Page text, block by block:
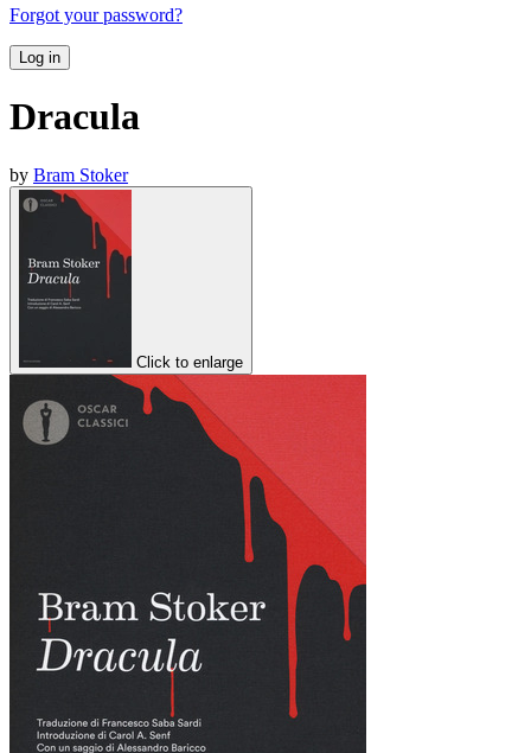
Forgot your password?
Log in
Dracula
by Bram Stoker
Click to enlarge